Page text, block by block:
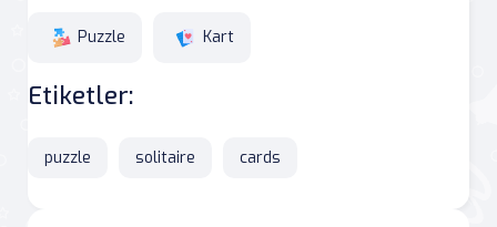
Puzzle Kart
Etiketler:
puzzle solitaire cards